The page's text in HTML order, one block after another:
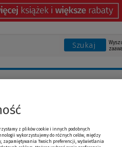
Szukaj
(NBP)
z plików cookie i innych podobnych
wykorzystujemy do różnych celów, między
Twoich preferencji, wyświetlania